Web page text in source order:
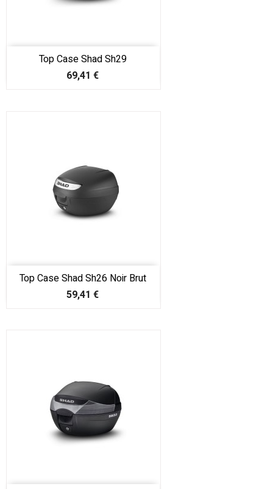
Top Case Shad Sh29
Prix
69,41 €
Top Case Shad Sh26 Noir Brut
Prix
59,41 €